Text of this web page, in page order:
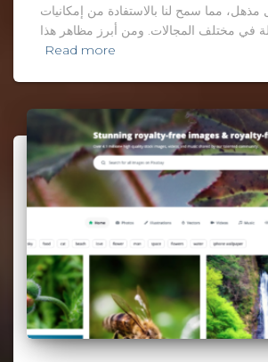
مذهل، مما سمح لنا بالاستفادة من إمكانيات
في مختلف المجالات. ومن أبرز مظاهر هذا
Read more